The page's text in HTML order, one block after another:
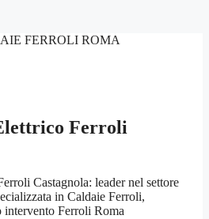
FERROLI ROMA
Ferroli
Castagnola: leader nel settore
in Caldaie Ferroli,
Ferroli Roma